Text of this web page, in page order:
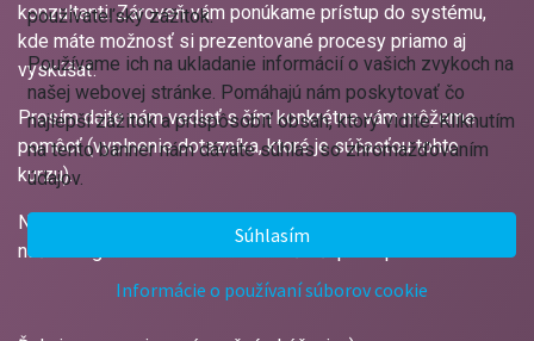
konzultanti. Zároveň vám ponúkame prístup do systému,
kde máte možnosť si prezentované procesy priamo aj
vyskúšať.
Prosím dajte nám vedieť s čím konkrétne vám môžeme
pomôcť (vyplnenie dotazníka, ktoré je súčasťou tohto
kurzu).
Na základe vyplnených informácií, vás budú kontaktovať
naši kolegovia a dohodnú s vami ďalší postup.
používateľský zážitok.
Používame ich na ukladanie informácií o vašich zvykoch na
našej webovej stránke. Pomáhajú nám poskytovať čo
najlepší zážitok a prispôsobiť obsah, ktorý vidíte. Kliknutím
na tento banner nám dávate súhlas so zhromažďovaním
údajov.
Súhlasím
Informácie o používaní súborov cookie